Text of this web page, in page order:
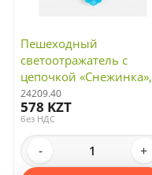
Пешеходный
светоотражатель с
цепочкой «Снежинка»,
синий
24209.40
578 KZT
без НДС
- +